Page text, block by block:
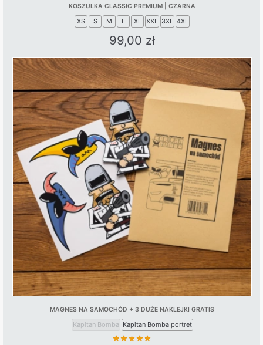
KOSZULKA CLASSIC PREMIUM | CZARNA
XS S M L XL XXL 3XL 4XL
99,00 zł
This
product
has
multiple
variants.
The
options
may
be
chosen
on
the
page
MAGNES NA SAMOCHÓD + 3 DUŻE NAKLEJKI GRATIS
Kapitan Bomba Kapitan Bomba portret